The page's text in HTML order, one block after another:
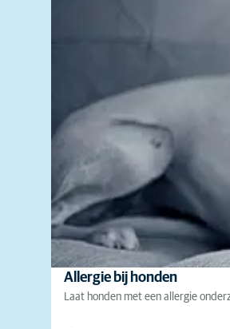
Allergie bij honden
Laat honden met een allergie